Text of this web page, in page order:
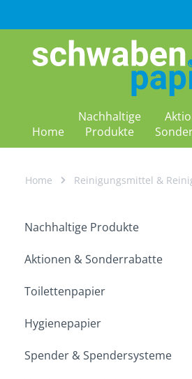
Home
Nachhaltige
Produkte
Home Reinigungsmittel &
Nachhaltige Produkte
Aktionen & Sonderrabatte
Toilettenpapier
Hygienepapier
Spender & Spendersysteme